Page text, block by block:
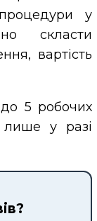
у
скласти
вартість
5 робочих
у разі